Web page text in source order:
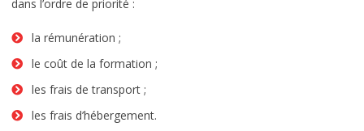
dans l’ordre de priorité :
la rémunération ;
le coût de la formation ;
les frais de transport ;
les frais d’hébergement.